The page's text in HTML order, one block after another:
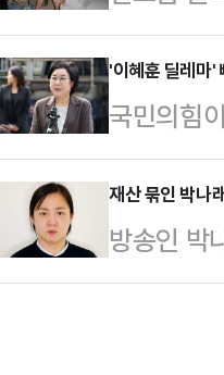
된 글 등
던 전향
열린 ‘전
원으로 당
사롭지 않
등극했다.
공식 유튜
100(The
선정됐다
했다.2위
터 파리타
'이혜훈 딜레마'
국민의힘
대해 십자
에 당을
한 조치에
힘 내부에
재산 묶인 박나
방송인 박
부동산 가